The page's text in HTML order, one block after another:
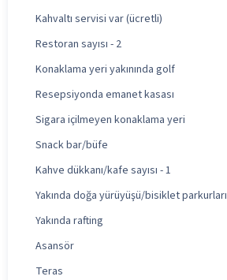
Kahvaltı servisi var (ücretli)
Restoran sayısı - 2
Konaklama yeri yakınında golf
Resepsiyonda emanet kasası
Sigara içilmeyen konaklama yeri
Snack bar/büfe
Kahve dükkanı/kafe sayısı - 1
Yakında doğa yürüyüşü/bisiklet parkurları
Yakında rafting
Asansör
Teras